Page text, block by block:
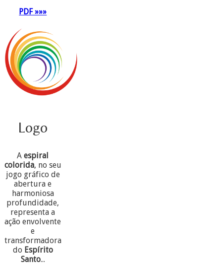
PDF »»»
Logo
Aespiral
colorida, no seu
jogo gráfico de
abertura e
harmoniosa
profundidade,
representa a
ação envolvente
e
transformadora
do Espírito
Santo...